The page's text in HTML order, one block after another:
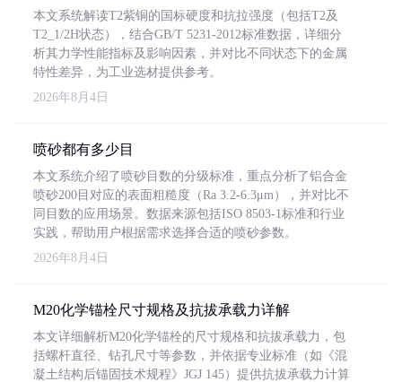
本文系统解读T2紫铜的国标硬度和抗拉强度（包括T2及
T2_1/2H状态），结合GB/T 5231-2012标准数据，详细分
析其力学性能指标及影响因素，并对比不同状态下的金属
特性差异，为工业选材提供参考。
2026年8月4日
喷砂都有多少目
本文系统介绍了喷砂目数的分级标准，重点分析了铝合金
喷砂200目对应的表面粗糙度（Ra 3.2-6.3μm），并对比不
同目数的应用场景。数据来源包括ISO 8503-1标准和行业
实践，帮助用户根据需求选择合适的喷砂参数。
2026年8月4日
M20化学锚栓尺寸规格及抗拔承载力详解
本文详细解析M20化学锚栓的尺寸规格和抗拔承载力，包
括螺杆直径、钻孔尺寸等参数，并依据专业标准（如《混
凝土结构后锚固技术规程》JGJ 145）提供抗拔承载力计算